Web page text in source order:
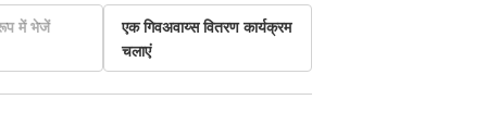
में भेजें
एक गिवअवाय्स वितरण कार्यक्रम
चलाएं